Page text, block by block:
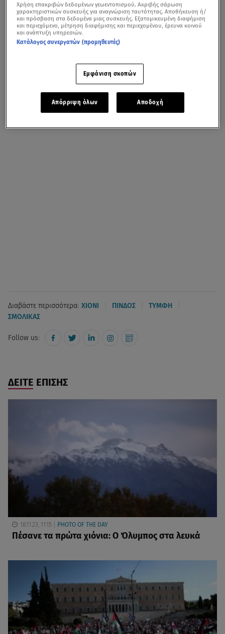
Διαβάστε περισσότερα: ΧΙΟΝΙ ΠΙΝΔΟΣ ΤΥΜΦΗ
ΣΜΟΛΙΚΑΣ
Follow us:
ΔΕΙΤΕ ΕΠΙΣΗΣ
18.11.23, 11:15 PHOTO OF THE DAY
Πέσανε τα πρώτα χιόνια: Ο Όλυμπος στα λευκά
Χρήση επακριβών δεδομένων γεωεντοπισμού. Ακριβής σάρωση
χαρακτηριστικών συσκευής για αναγνώριση ταυτότητας. Αποθήκευση ή/
και πρόσβαση στα δεδομένα μιας συσκευής. Εξατομικευμένη διαφήμιση
και περιεχόμενο, μέτρηση διαφήμισης και περιεχομένου, έρευνα κοινού
και ανάπτυξη υπηρεσιών.
Κατάλογος συνεργατών (προμηθευτές)
Εμφάνιση σκοπών
Απόρριψη όλων Αποδοχή